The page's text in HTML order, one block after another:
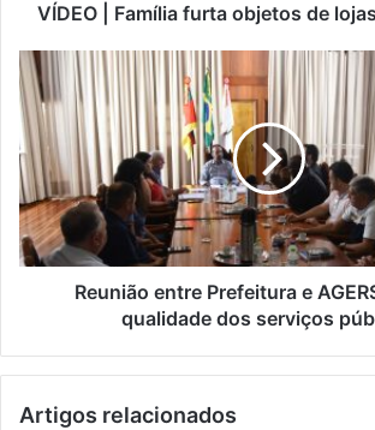
VÍDEO | Família furta objetos de
Reunião entre Prefeitura e
qualidade dos serviços
Artigos relacionados